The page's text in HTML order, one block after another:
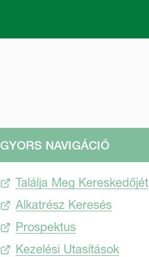
GYORS NAVIGÁCIÓ
Találja Meg Kereskedőjét
Alkatrész Keresés
Prospektus
Kezelési Utasítások